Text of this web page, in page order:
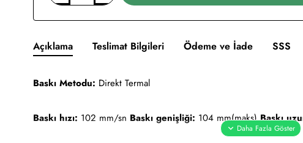
Açıklama Teslimat Bilgileri Ödeme ve İade SSS
Baskı Metodu: Direkt Termal
Baskı hızı: 102 mm/sn Baskı genişliği: 104 mm(maks)Baskı